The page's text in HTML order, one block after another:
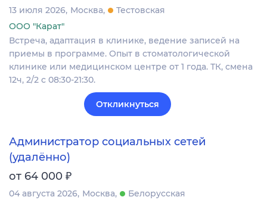
13 июля 2026 Москва
Тестовская
ООО "Карат"
Встреча, адаптация в клинике, ведение записей на
приемы в программе. Опыт в стоматологической
клинике или медицинском центре от 1 года. ТК, смена
12ч, 2/2 с 08:30-21:30.
Откликнуться
Администратор социальных сетей
(удалённо)
от 64 000 ₽
04 августа 2026 Москва
Белорусская